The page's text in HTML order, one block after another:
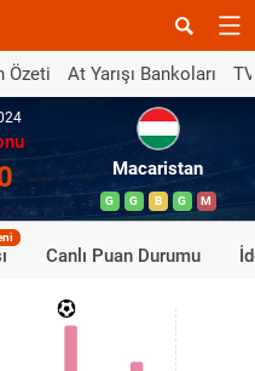
Özeti At Yarışı Bankoları
Macaristan
G G B G M
Canlı Puan Durumu